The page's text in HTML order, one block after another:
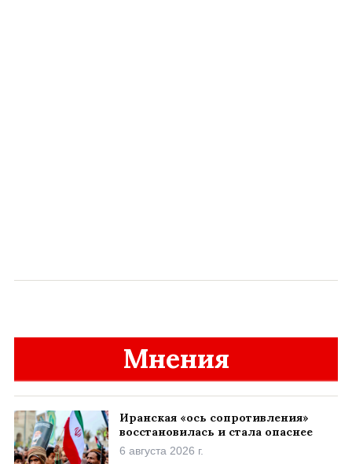
Мнения
Иранская «ось сопротивления»
восстановилась и стала опаснее
6 августа 2026 г.